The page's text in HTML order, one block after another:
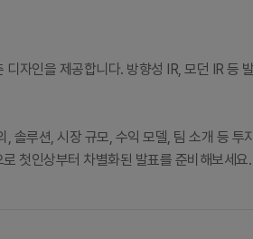
인을 제공합니다. 방향성 IR, 모던 IR 등
루션, 시장 규모, 수익 모델, 팀 소개 등
첫인상부터 차별화된 발표를 준비해보세요.